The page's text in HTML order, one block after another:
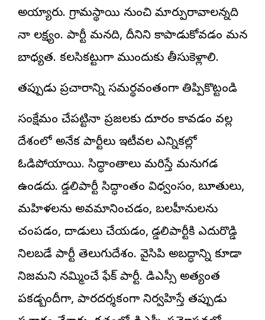
అయ్యారు. గ్రామస్థాయి నుంచి మార్పురావాలన్నది
నా లక్ష్యం. పార్టీ మనది, దీనిని కాపాడుకోవడం మన
బాధ్యత. కలసికట్టుగా ముందుకు తీసుకెళ్లాలి.
తప్పుడు ప్రచారాన్ని సమర్థవంతంగా తిప్పికొట్టండి
సంక్షేమం చేపట్టినా ప్రజలకు దూరం కావడం వల్ల
దేశంలో అనేక పార్టీలు ఇటీవల ఎన్నికల్లో
ఓడిపోయాయి. సిద్ధాంతాలు మరిస్తే మనుగడ
ఉండదు. గొడ్డలిపార్టీ సిద్ధాంతం విధ్వంసం, బూతులు,
మహిళలను అవమానించడం, బలహీనులను
చంపడం, దాడులు చేయడం, గొడ్డలిపార్టీకి ఎదురొడ్డి
నిలబడే పార్టీ తెలుగుదేశం. వైసిపి అబద్ధాన్ని కూడా
నిజమని నమ్మించే ఫేక్ పార్టీ. డిఎస్సీ అత్యంత
పకడ్బందీగా, పారదర్శకంగా నిర్వహిస్తే తప్పుడు